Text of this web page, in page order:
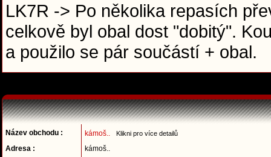
LK7R -> Po několika repasích
celkově byl obal dost "dobitý".
a použilo se pár součástí + obal.
Název obchodu : kámoš.. Klikni pro více detailů
Adresa :
kámoš..